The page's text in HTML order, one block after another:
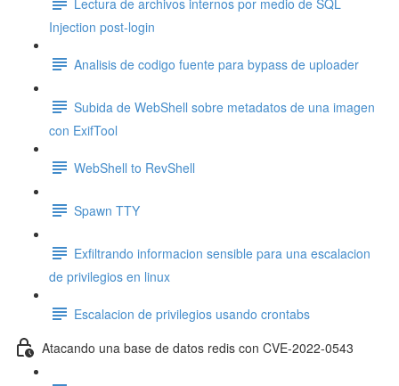
Injection post-login
Analisis de codigo fuente para bypass de uploader
Subida de WebShell sobre metadatos de una imagen
con ExifTool
WebShell to RevShell
Spawn TTY
Exfiltrando informacion sensible para una escalacion
de privilegios en linux
Escalacion de privilegios usando crontabs
Atacando una base de datos redis con CVE-2022-0543